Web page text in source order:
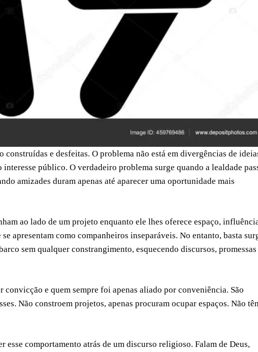
e desfeitas. O problema não está em divergências de
público. O verdadeiro problema surge quando a lealdade
amizades duram apenas até aparecer uma oportunidade mais
ao lado de um projeto enquanto ele lhes oferece espaço,
apresentam como companheiros inseparáveis. No entanto, basta
sem qualquer constrangimento, esquecendo discursos, promessas
convicção e quem sempre foi apenas aliado por conveniência. São
Não constroem projetos, apenas procuram ocupar espaços. Não
esse comportamento atrás de um discurso religioso. Falam de Deus,